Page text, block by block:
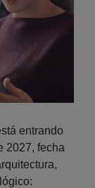
entrando
2027, fecha